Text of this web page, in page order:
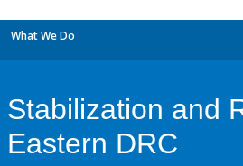
What We Do
Stabilization and
Eastern DRC